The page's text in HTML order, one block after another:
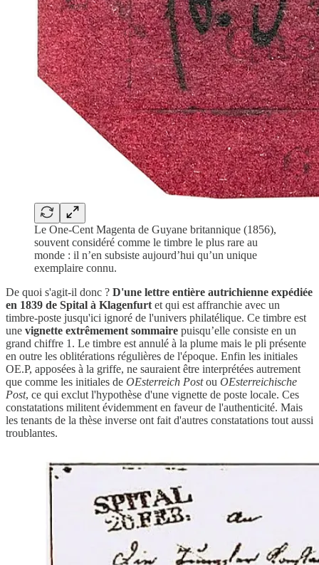
Le One-Cent Magenta de Guyane britannique (1856),
souvent considéré comme le timbre le plus rare au
monde : il n’en subsiste aujourd’hui qu’un unique
exemplaire connu.
De quoi s'agit-il donc ? D'une lettre entière autrichienne expédiée
en 1839 de Spital à Klagenfurt et qui est affranchie avec un
timbre-poste jusqu'ici ignoré de l'univers philatélique. Ce timbre est
une vignette extrêmement sommaire puisqu’elle consiste en un
grand chiffre 1. Le timbre est annulé à la plume mais le pli présente
en outre les oblitérations régulières de l'époque. Enfin les initiales
OE.P, apposées à la griffe, ne sauraient être interprétées autrement
que comme les initiales de OEsterreich Postou OEsterreichische
Post, ce qui exclut l'hypothèse d'une vignette de poste locale. Ces
constatations militent évidemment en faveur de l'authenticité. Mais
les tenants de la thèse inverse ont fait d'autres constatations tout aussi
troublantes.